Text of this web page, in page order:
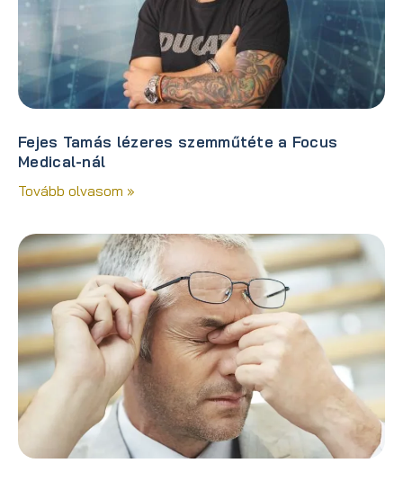
Fejes Tamás lézeres szemműtéte a Focus
Medical-nál
Tovább olvasom »